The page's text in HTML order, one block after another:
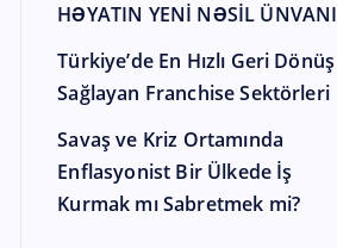
HƏYATIN YENİ NƏSİL ÜNVANI
Türkiye’de En Hızlı Geri Dönüş
Sağlayan Franchise Sektörleri
Savaş ve Kriz Ortamında
Enflasyonist Bir Ülkede İş
Kurmak mı Sabretmek mi?